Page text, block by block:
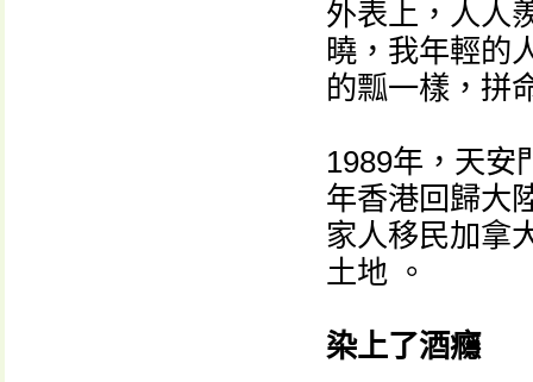
外表上，人人
曉，我年輕的
的瓢一樣，拼
1989年，天安
年香港回歸大
家人移民加拿
土地 。
染上了酒癮